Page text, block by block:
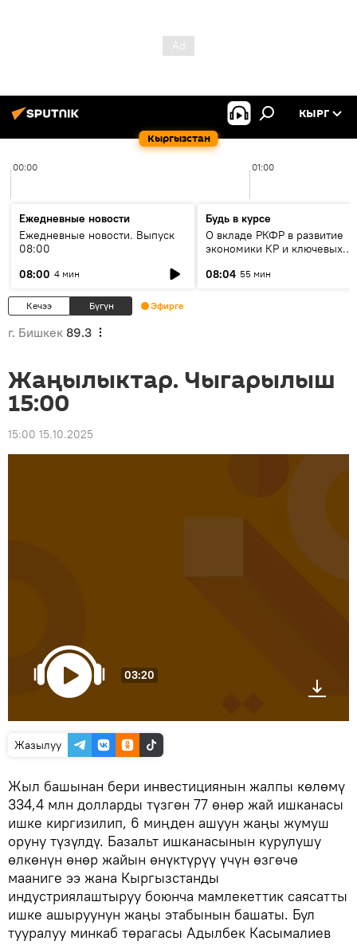
Кыргызстан
КЫРГ
00:00 01:00
Ежедневные новости
Ежедневные новости. Выпуск
08:00
08:00 4 мин
Будь в курсе
О вкладе РКФР в развитие
экономики КР и ключевых
08:04 55 мин
Кечээ Бүгүн Эфирге
г. Бишкек 89.3
Жаңылыктар. Чыгарылыш
15:00
15:00 15.10.2025
03:20
Жазылуу
Жыл башынан бери инвестициянын жалпы көлөмү
334,4 млн долларды түзгөн 77 өнөр жай ишканасы
ишке киргизилип, 6 миңден ашуун жаңы жумуш
оруну түзүлдү. Базальт ишканасынын курулушу
өлкөнүн өнөр жайын өнүктүрүү үчүн өзгөчө
мааниге ээ жана Кыргызстанды
индустриялаштыруу боюнча мамлекеттик саясатты
ишке ашыруунун жаңы этабынын башаты. Бул
тууралуу минкаб төрагасы Адылбек Касымалиев